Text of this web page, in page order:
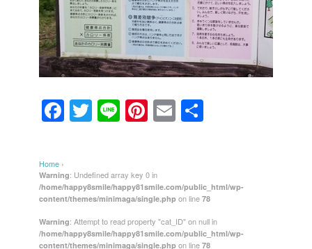
F
a
e
b
o
T
wi
er
Li
n
Pi
nt
e
st
E
m
Home ›
Warning: Undefined array key 0 in
/home/happy8smile/happy81smile.com/public_html/wp-
content/themes/minimaga/single.php on line 78
Warning: Attempt to read property "cat_ID" on null in
/home/happy8smile/happy81smile.com/public_html/wp-
content/themes/minimaga/single.php on line 78